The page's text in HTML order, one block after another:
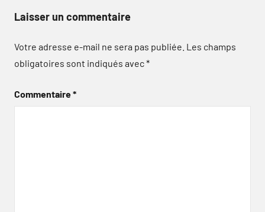
Laisser un commentaire
Votre adresse e-mail ne sera pas publiée. Les champs
obligatoires sont indiqués avec*
Commentaire*